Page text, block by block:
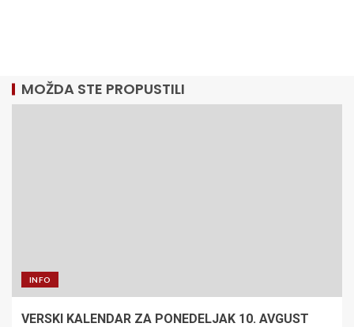
MOŽDA STE PROPUSTILI
INFO
VERSKI KALENDAR ZA PONEDELJAK 10. AVGUST